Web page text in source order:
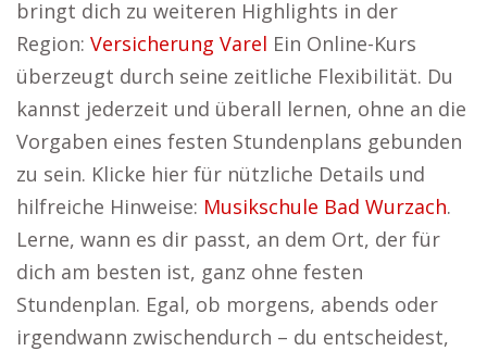
bringt dich zu weiteren Highlights in der
Region: Versicherung Varel Ein Online-Kurs
überzeugt durch seine zeitliche Flexibilität. Du
kannst jederzeit und überall lernen, ohne an die
Vorgaben eines festen Stundenplans gebunden
zu sein. Klicke hier für nützliche Details und
hilfreiche Hinweise: Musikschule Bad Wurzach.
Lerne, wann es dir passt, an dem Ort, der für
dich am besten ist, ganz ohne festen
Stundenplan. Egal, ob morgens, abends oder
irgendwann zwischendurch – du entscheidest,